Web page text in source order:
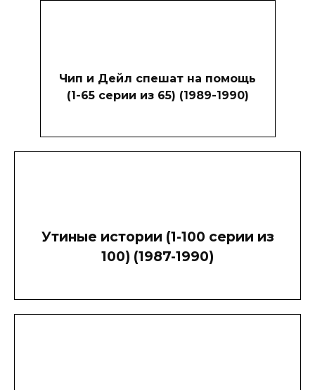
Чип и Дейл спешат на помощь
(1-65 серии из 65) (1989-1990)
Утиные истории (1-100 серии из
100) (1987-1990)